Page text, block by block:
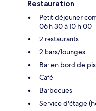
Restauration
Petit déjeuner
06 h 30 à 10 h 00
2 restaurants
2 bars/lounges
Bar en bord de
Café
Barbecues
Service d'étage